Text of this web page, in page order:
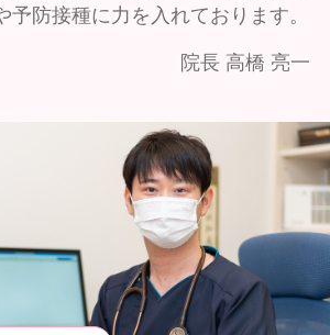
予防接種に力を入れております。
院長 高橋 亮一